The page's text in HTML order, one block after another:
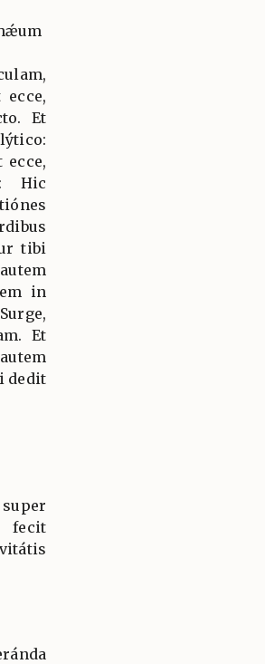
Et
Hic
tibi
in
Et
dedit
fecit